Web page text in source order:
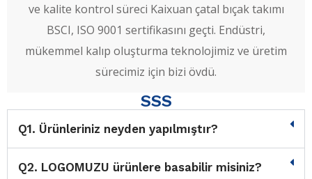
ve kalite kontrol süreci Kaixuan çatal bıçak takımı
BSCI, ISO 9001 sertifikasını geçti. Endüstri,
mükemmel kalıp oluşturma teknolojimiz ve üretim
sürecimiz için bizi övdü.
SSS
Q1. Ürünleriniz neyden yapılmıştır?
Q2. LOGOMUZU ürünlere basabilir misiniz?